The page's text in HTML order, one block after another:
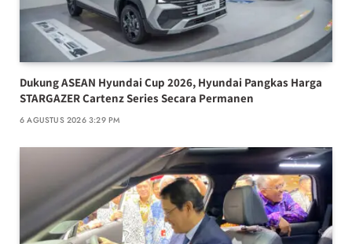
Dukung ASEAN Hyundai Cup 2026, Hyundai Pangkas Harga
STARGAZER Cartenz Series Secara Permanen
6 AGUSTUS 2026 3:29 PM